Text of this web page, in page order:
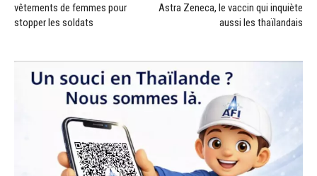
vêtements de femmes pour
stopper les soldats
Astra Zeneca, le vaccin qui inquiète
aussi les thaïlandais